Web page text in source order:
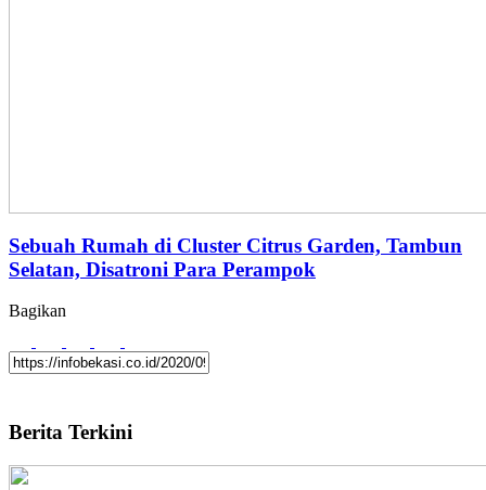
Sebuah Rumah di Cluster Citrus Garden, Tambun
Selatan, Disatroni Para Perampok
Bagikan
Berita Terkini